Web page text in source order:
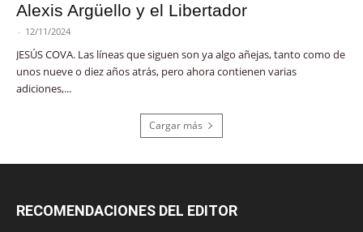
Alexis Argüello y el Libertador
- 12/11/2024
JESÚS COVA. Las líneas que siguen son ya algo añejas, tanto como de
unos nueve o diez años atrás, pero ahora contienen varias
adiciones,...
Cargar más
RECOMENDACIONES DEL EDITOR